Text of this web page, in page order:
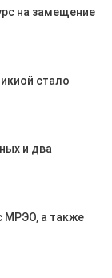
на замещение
стало
и два
МРЭО, а также